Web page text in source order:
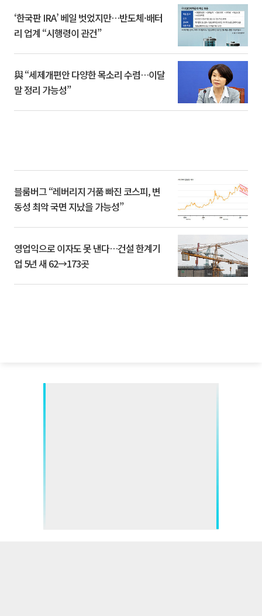
‘한국판 IRA’ 베일 벗었지만…반도체·배터
리 업계 “시행령이 관건”
與 “세제개편안 다양한 목소리 수렴…이달
말 정리 가능성”
블룸버그 “레버리지 거품 빠진 코스피, 변
동성 최악 국면 지났을 가능성”
영업익으로 이자도 못 낸다…건설 한계기
업 5년 새 62→173곳